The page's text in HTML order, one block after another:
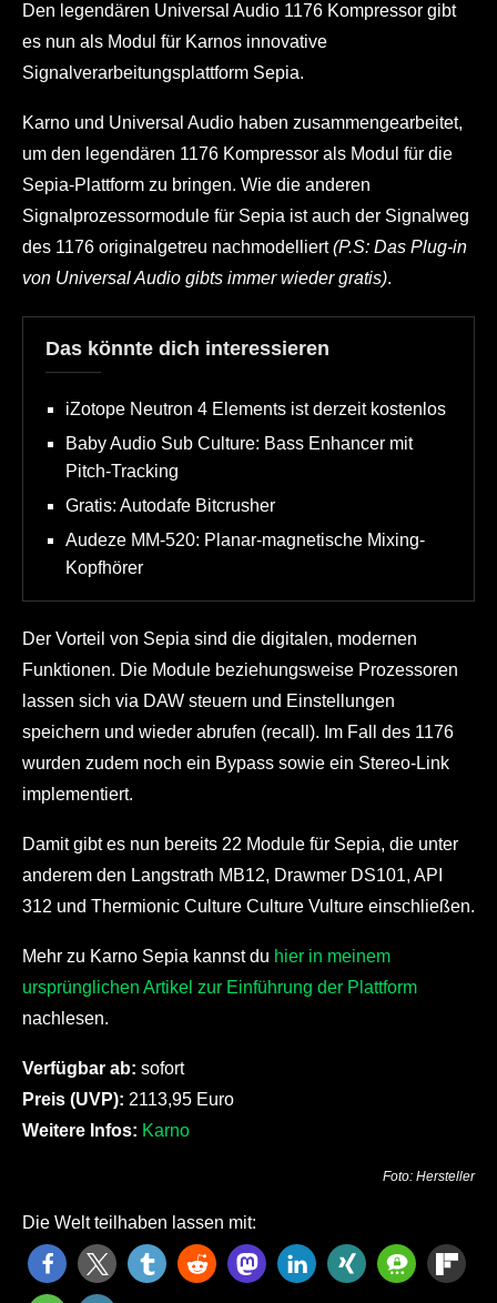
Den legendären Universal Audio 1176 Kompressor gibt
es nun als Modul für Karnos innovative
Signalverarbeitungsplattform Sepia.
Karno und Universal Audio haben zusammengearbeitet,
um den legendären 1176 Kompressor als Modul für die
Sepia-Plattform zu bringen. Wie die anderen
Signalprozessormodule für Sepia ist auch der Signalweg
des 1176 originalgetreu nachmodelliert(P.S: Das Plug-in
von Universal Audio gibts immer wieder gratis).
Das könnte dich interessieren
iZotope Neutron 4 Elements ist derzeit kostenlos
Baby Audio Sub Culture: Bass Enhancer mit
Pitch-Tracking
Gratis: Autodafe Bitcrusher
Audeze MM-520: Planar-magnetische Mixing-
Kopfhörer
Der Vorteil von Sepia sind die digitalen, modernen
Funktionen. Die Module beziehungsweise Prozessoren
lassen sich via DAW steuern und Einstellungen
speichern und wieder abrufen (recall). Im Fall des 1176
wurden zudem noch ein Bypass sowie ein Stereo-Link
implementiert.
Damit gibt es nun bereits 22 Module für Sepia, die unter
anderem den Langstrath MB12, Drawmer DS101, API
312 und Thermionic Culture Culture Vulture einschließen.
Mehr zu Karno Sepia kannst du hier in meinem
ursprünglichen Artikel zur Einführung der Plattform
nachlesen.
Verfügbar ab: sofort
Preis (UVP): 2113,95 Euro
Weitere Infos: Karno
Foto: Hersteller
Die Welt teilhaben lassen mit: